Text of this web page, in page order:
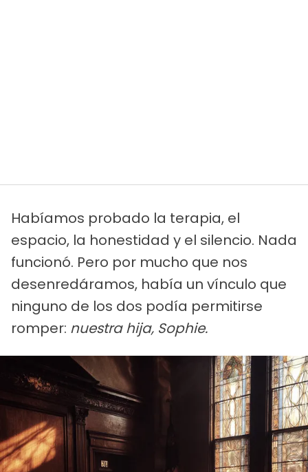
Habíamos probado la terapia, el
espacio, la honestidad y el silencio. Nada
funcionó. Pero por mucho que nos
desenredáramos, había un vínculo que
ninguno de los dos podía permitirse
romper: nuestra hija, Sophie.